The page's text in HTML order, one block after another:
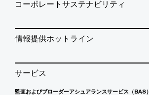
コーポレートサステナビリティ
情報提供ホットライン
サービス
監査およびブローダーアシュアランスサービス（BAS）